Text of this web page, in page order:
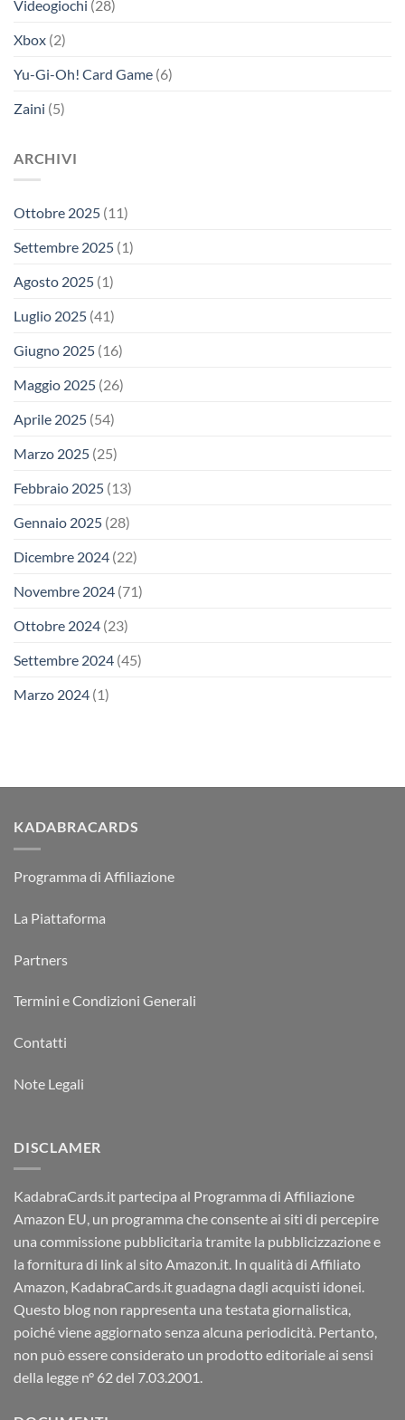
Videogiochi (28)
Xbox (2)
Yu-Gi-Oh! Card Game (6)
Zaini (5)
ARCHIVI
Ottobre 2025 (11)
Settembre 2025 (1)
Agosto 2025 (1)
Luglio 2025 (41)
Giugno 2025 (16)
Maggio 2025 (26)
Aprile 2025 (54)
Marzo 2025 (25)
Febbraio 2025 (13)
Gennaio 2025 (28)
Dicembre 2024 (22)
Novembre 2024 (71)
Ottobre 2024 (23)
Settembre 2024 (45)
Marzo 2024 (1)
KADABRACARDS
Programma di Affiliazione
La Piattaforma
Partners
Termini e Condizioni Generali
Contatti
Note Legali
DISCLAMER
KadabraCards.it partecipa al Programma di Affiliazione
Amazon EU, un programma che consente ai siti di percepire
una commissione pubblicitaria tramite la pubblicizzazione e
la fornitura di link al sito Amazon.it. In qualità di Affiliato
Amazon, KadabraCards.it guadagna dagli acquisti idonei.
Questo blog non rappresenta una testata giornalistica,
poiché viene aggiornato senza alcuna periodicità. Pertanto,
non può essere considerato un prodotto editoriale ai sensi
della legge n° 62 del 7.03.2001.